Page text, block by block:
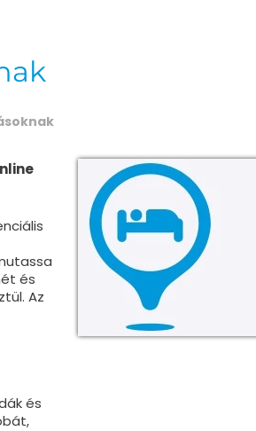
és
Az
és